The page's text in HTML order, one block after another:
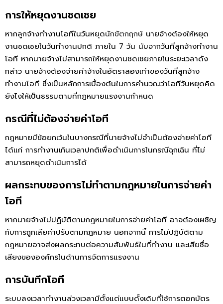
การให้หยุดงานชดเชย
หากลูกจ้างทำงานโอทีในวันหยุดนักขัตกฤกษ์ นายจ้างต้องให้หยุด
งานชดเชยในวันทำงานปกติ ภายใน 7 วัน นับจากวันที่ลูกจ้างทำงาน
โอที หากนายจ้างไม่สามารถให้หยุดงานชดเชยภายในระยะเวลาดัง
กล่าว นายจ้างต้องจ่ายค่าจ้างในอัตราสองเท่าของวันที่ลูกจ้าง
ทำงานโอที ซึ่งเป็นหลักการเบื้องต้นในการคำนวณว่าโอทีวันหยุดคิด
ยังไงให้เป็นธรรมตามที่กฎหมายแรงงานกำหนด
กรณีที่ไม่ต้องจ่ายค่าโอที
กฎหมายมีข้อยกเว้นในบางกรณีที่นายจ้างไม่จำเป็นต้องจ่ายค่าโอที
ได้แก่ การทำงานเกินเวลาปกติเพื่อดำเนินการในกรณีฉุกเฉิน ที่ไม่
สามารถหยุดดำเนินการได้
ผลกระทบของการไม่ทำตามกฎหมายในการจ่ายค่า
โอที
หากนายจ้างไม่ปฏิบัติตามกฎหมายในการจ่ายค่าโอที อาจต้องเผชิญ
กับการถูกเสียค่าปรับตามกฎหมาย นอกจากนี้ การไม่ปฏิบัติตาม
กฎหมายอาจส่งผลกระทบต่อความสัมพันธ์ในที่ทำงาน และเสียชื่อ
เสียงขององค์กรในด้านการจัดการแรงงาน
การบันทึกโอที
ระบบลงเวลาทำงานล่วงเวลามีตั้งแต่แบบดั้งเดิมที่ใช้การตอกบัตร